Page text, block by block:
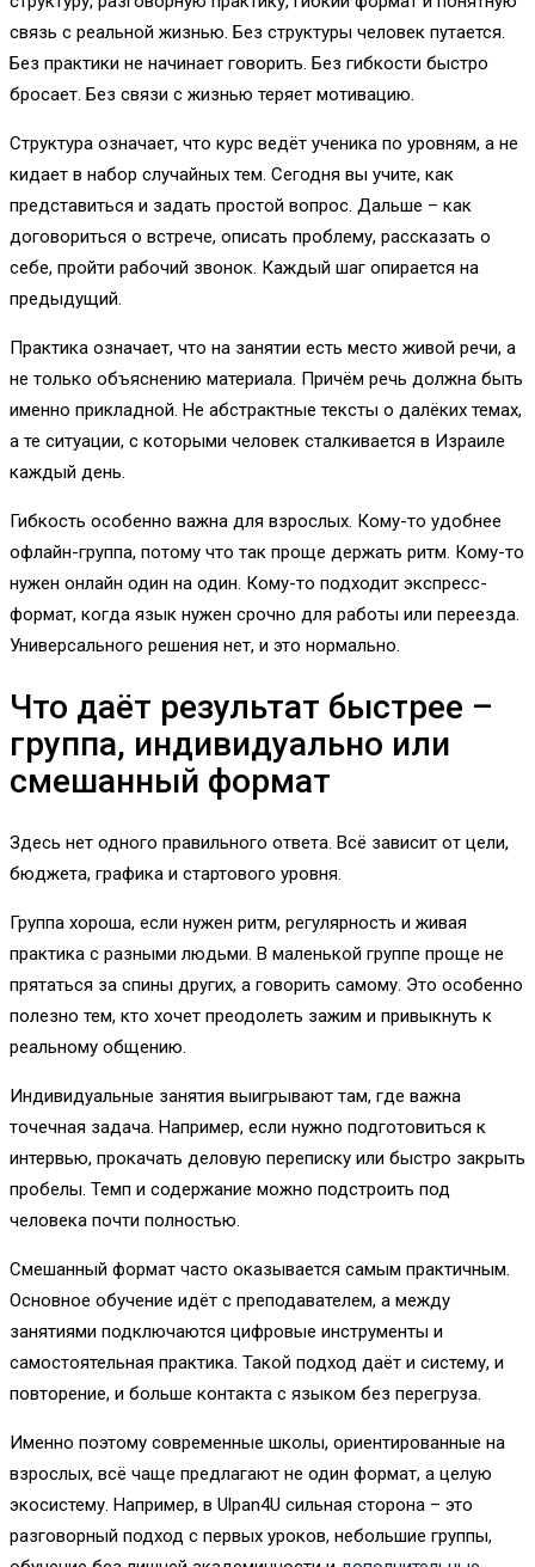
связь с реальной жизнью. Без структуры человек путается.
Без практики не начинает говорить. Без гибкости быстро
бросает. Без связи с жизнью теряет мотивацию.
Структура означает, что курс ведёт ученика по уровням, а не
кидает в набор случайных тем. Сегодня вы учите, как
представиться и задать простой вопрос. Дальше – как
договориться о встрече, описать проблему, рассказать о
себе, пройти рабочий звонок. Каждый шаг опирается на
предыдущий.
Практика означает, что на занятии есть место живой речи, а
не только объяснению материала. Причём речь должна быть
именно прикладной. Не абстрактные тексты о далёких темах,
а те ситуации, с которыми человек сталкивается в Израиле
каждый день.
Гибкость особенно важна для взрослых. Кому-то удобнее
офлайн-группа, потому что так проще держать ритм. Кому-то
нужен онлайн один на один. Кому-то подходит экспресс-
формат, когда язык нужен срочно для работы или переезда.
Универсального решения нет, и это нормально.
Что даёт результат быстрее –
группа, индивидуально или
смешанный формат
Здесь нет одного правильного ответа. Всё зависит от цели,
бюджета, графика и стартового уровня.
Группа хороша, если нужен ритм, регулярность и живая
практика с разными людьми. В маленькой группе проще не
прятаться за спины других, а говорить самому. Это особенно
полезно тем, кто хочет преодолеть зажим и привыкнуть к
реальному общению.
Индивидуальные занятия выигрывают там, где важна
точечная задача. Например, если нужно подготовиться к
интервью, прокачать деловую переписку или быстро закрыть
пробелы. Темп и содержание можно подстроить под
человека почти полностью.
Смешанный формат часто оказывается самым практичным.
Основное обучение идёт с преподавателем, а между
занятиями подключаются цифровые инструменты и
самостоятельная практика. Такой подход даёт и систему, и
повторение, и больше контакта с языком без перегруза.
Именно поэтому современные школы, ориентированные на
взрослых, всё чаще предлагают не один формат, а целую
экосистему. Например, в Ulpan4U сильная сторона – это
разговорный подход с первых уроков, небольшие группы,